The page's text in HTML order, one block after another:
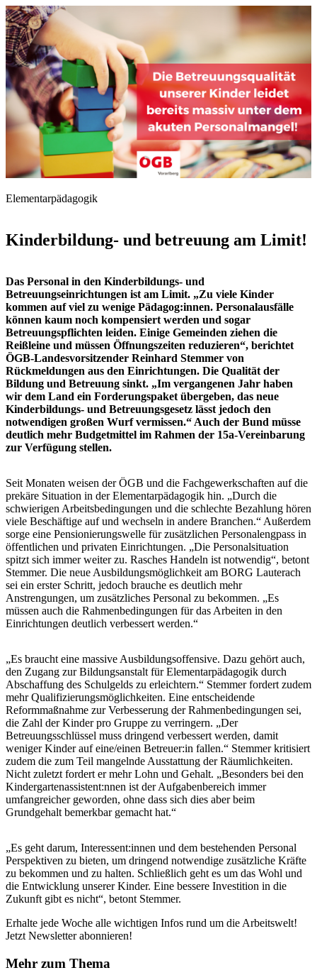
Elementarpädagogik
Kinderbildung- und betreuung am Limit!
Das Personal in den Kinderbildungs- und
Betreuungseinrichtungen ist am Limit. „Zu viele Kinder
kommen auf viel zu wenige Pädagog:innen. Personalausfälle
können kaum noch kompensiert werden und sogar
Betreuungspflichten leiden. Einige Gemeinden ziehen die
Reißleine und müssen Öffnungszeiten reduzieren“, berichtet
ÖGB-Landesvorsitzender Reinhard Stemmer von
Rückmeldungen aus den Einrichtungen. Die Qualität der
Bildung und Betreuung sinkt. „Im vergangenen Jahr haben
wir dem Land ein Forderungspaket übergeben, das neue
Kinderbildungs- und Betreuungsgesetz lässt jedoch den
notwendigen großen Wurf vermissen.“ Auch der Bund müsse
deutlich mehr Budgetmittel im Rahmen der 15a-Vereinbarung
zur Verfügung stellen.
Seit Monaten weisen der ÖGB und die Fachgewerkschaften auf die
prekäre Situation in der Elementarpädagogik hin. „Durch die
schwierigen Arbeitsbedingungen und die schlechte Bezahlung hören
viele Beschäftige auf und wechseln in andere Branchen.“ Außerdem
sorge eine Pensionierungswelle für zusätzlichen Personalengpass in
öffentlichen und privaten Einrichtungen. „Die Personalsituation
spitzt sich immer weiter zu. Rasches Handeln ist notwendig“, betont
Stemmer. Die neue Ausbildungsmöglichkeit am BORG Lauterach
sei ein erster Schritt, jedoch brauche es deutlich mehr
Anstrengungen, um zusätzliches Personal zu bekommen. „Es
müssen auch die Rahmenbedingungen für das Arbeiten in den
Einrichtungen deutlich verbessert werden.“
„Es braucht eine massive Ausbildungsoffensive. Dazu gehört auch,
den Zugang zur Bildungsanstalt für Elementarpädagogik durch
Abschaffung des Schulgelds zu erleichtern.“ Stemmer fordert zudem
mehr Qualifizierungsmöglichkeiten. Eine entscheidende
Reformmaßnahme zur Verbesserung der Rahmenbedingungen sei,
die Zahl der Kinder pro Gruppe zu verringern. „Der
Betreuungsschlüssel muss dringend verbessert werden, damit
weniger Kinder auf eine/einen Betreuer:in fallen.“ Stemmer kritisiert
zudem die zum Teil mangelnde Ausstattung der Räumlichkeiten.
Nicht zuletzt fordert er mehr Lohn und Gehalt. „Besonders bei den
Kindergartenassistent:nnen ist der Aufgabenbereich immer
umfangreicher geworden, ohne dass sich dies aber beim
Grundgehalt bemerkbar gemacht hat.“
„Es geht darum, Interessent:innen und dem bestehenden Personal
Perspektiven zu bieten, um dringend notwendige zusätzliche Kräfte
zu bekommen und zu halten. Schließlich geht es um das Wohl und
die Entwicklung unserer Kinder. Eine bessere Investition in die
Zukunft gibt es nicht“, betont Stemmer.
Erhalte jede Woche alle wichtigen Infos rund um die Arbeitswelt!
Jetzt Newsletter abonnieren!
Mehr zum Thema